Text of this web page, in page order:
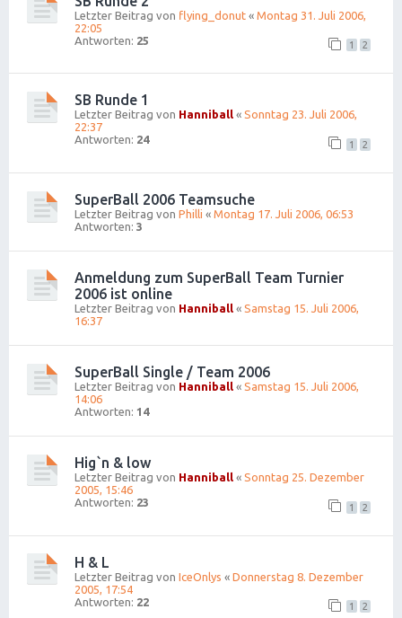
Letzter Beitrag von flying_donut « Montag 31. Juli 2006,
22:05
Antworten: 25 1 2
SB Runde 1
Letzter Beitrag von Hanniball « Sonntag 23. Juli 2006,
22:37
Antworten: 24 1 2
SuperBall 2006 Teamsuche
Letzter Beitrag von Philli « Montag 17. Juli 2006, 06:53
Antworten: 3
Anmeldung zum SuperBall Team Turnier
2006 ist online
Letzter Beitrag von Hanniball « Samstag 15. Juli 2006,
16:37
SuperBall Single / Team 2006
Letzter Beitrag von Hanniball « Samstag 15. Juli 2006,
14:06
Antworten: 14
Hig`n & low
Letzter Beitrag von Hanniball « Sonntag 25. Dezember
2005, 15:46
Antworten: 23 1 2
H & L
Letzter Beitrag von IceOnlys « Donnerstag 8. Dezember
2005, 17:54
Antworten: 22 1 2